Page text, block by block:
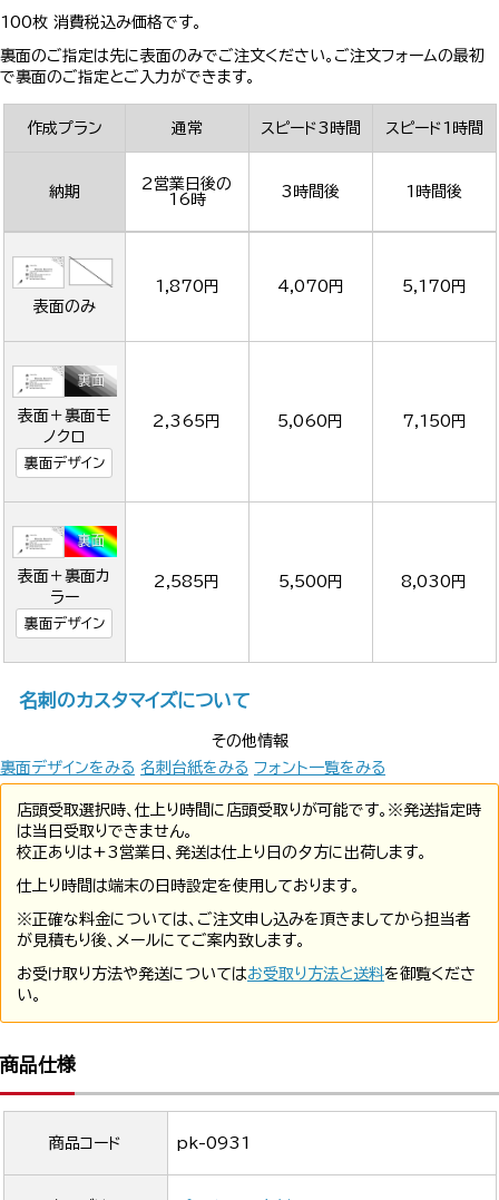
100枚 消費税込み価格です。
裏面のご指定は先に表面のみでご注文ください。ご注文フォームの最初
で裏面のご指定とご入力ができます。
作成プラン 通常 スピード3時間 スピード1時間
納期
2営業日後の
16時
3時間後 1時間後
表面のみ
1,870円 4,070円 5,170円
表面＋裏面モ
ノクロ
裏面デザイン
2,365円 5,060円 7,150円
表面＋裏面カ
ラー
裏面デザイン
2,585円 5,500円 8,030円
名刺のカスタマイズについて
その他情報
裏面デザインをみる 名刺台紙をみる フォント一覧をみる
店頭受取選択時、仕上り時間に店頭受取りが可能です。※発送指定時
は当日受取りできません。
校正ありは+3営業日、発送は仕上り日の夕方に出荷します。
仕上り時間は端末の日時設定を使用しております。
※正確な料金については、ご注文申し込みを頂きましてから担当者
が見積もり後、メールにてご案内致します。
お受け取り方法や発送についてはお受取り方法と送料を御覧くださ
い。
商品仕様
商品コード pk-0931